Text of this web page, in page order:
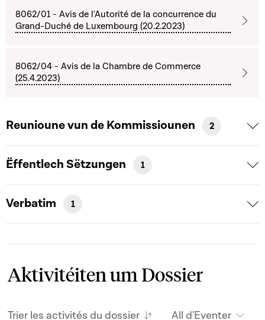
8062/01 - Avis de l'Autorité de la concurrence du
Grand-Duché de Luxembourg (20.2.2023)
8062/04 - Avis de la Chambre de Commerce
(25.4.2023)
Reunioune vun de Kommissiounen 2
Ëffentlech Sëtzungen 1
Verbatim 1
Aktivitéiten um Dossier
Trier les activités du dossier All d'Eventer